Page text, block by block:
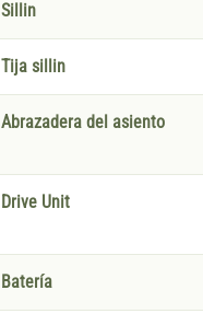
Sillin
Tija sillin
Abrazadera del asiento
Drive Unit
Batería